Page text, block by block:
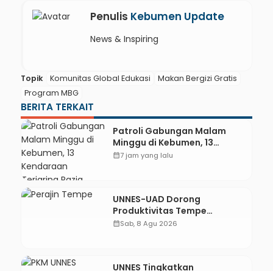
Penulis Kebumen Update
News & Inspiring
Topik Komunitas Global Edukasi
Makan Bergizi Gratis
Program MBG
BERITA TERKAIT
Patroli Gabungan Malam
Minggu di Kebumen, 13
Kendaraan Terjaring Razia
calendar_month7 jam yang lalu
UNNES-UAD Dorong
Produktivitas Tempe
Bungkus Daun Desa Meles,
calendar_monthSab, 8 Agu 2026
UNNES Tingkatkan